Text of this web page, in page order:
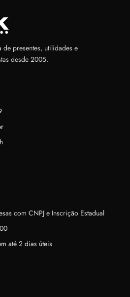
com CNPJ e Inscrição Estadual
até 2 dias úteis
presentes, utilidades e
desde 2005.